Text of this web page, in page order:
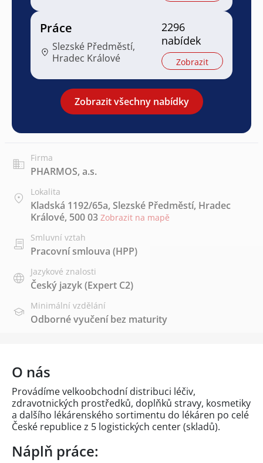
Práce
Slezské Předměstí,
Hradec Králové
2296
nabídek
Zobrazit
Zobrazit všechny nabídky
Firma
PHARMOS, a.s.
Lokalita
Kladská 1192/65a, Slezské Předměstí, Hradec
Králové, 500 03 Zobrazit na mapě
Smluvní vztah
Pracovní smlouva (HPP)
Jazykové znalosti
Český jazyk(Expert C2)
Minimální vzdělání
Odborné vyučení bez maturity
O nás
Provádíme velkoobchodní distribuci léčiv,
zdravotnických prostředků, doplňků stravy, kosmetiky
a dalšího lékárenského sortimentu do lékáren po celé
České republice z 5 logistických center (skladů).
Náplň práce: